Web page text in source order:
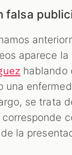
falsa
aparece la
hablando
una
se trata
la